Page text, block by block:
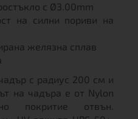
с Ø3.00mm
на силни пориви на
желязна сплав
с радиус 200 см и
на чадъра е от Nylon
покритие отвън.